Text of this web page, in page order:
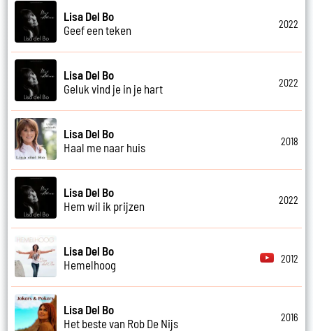
Lisa Del Bo
Geef een teken
2022
Lisa Del Bo
Geluk vind je in je hart
2022
Lisa Del Bo
Haal me naar huis
2018
Lisa Del Bo
Hem wil ik prijzen
2022
Lisa Del Bo
Hemelhoog
2012
Lisa Del Bo
Het beste van Rob De Nijs
2016